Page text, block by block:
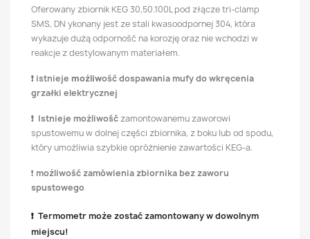
Oferowany zbiornik KEG 30,50.100L pod złącze tri-clamp
SMS, DN ykonany jest ze stali kwasoodpornej 304, która
wykazuje dużą odporność na korozję oraz nie wchodzi w
reakcje z destylowanym materiałem.
❗ istnieje możliwość dospawania mufy do wkręcenia
grzałki elektrycznej
❗ Istnieje możliwość zamontowanemu zaworowi
spustowemu w dolnej części zbiornika, z boku lub od spodu,
który umożliwia szybkie opróżnienie zawartości KEG-a.
❗ możliwość zamówienia zbiornika bez zaworu
spustowego
❗ Termometr może zostać zamontowany w dowolnym
miejscu!